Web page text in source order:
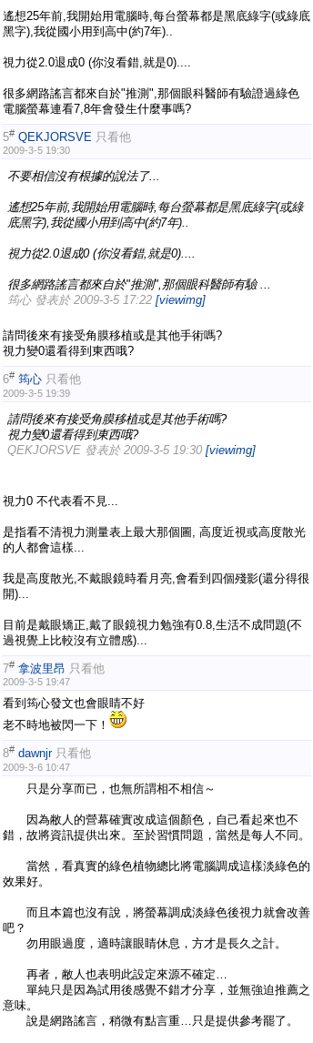
遙想25年前,我開始用電腦時,每台螢幕都是黑底綠字(或綠底
黑字),我從國小用到高中(約7年)..
視力從2.0退成0 (你沒看錯,就是0)....
很多網路謠言都來自於"推測",那個眼科醫師有驗證過綠色
電腦螢幕連看7,8年會發生什麼事嗎?
5# QEKJORSVE 只看他
2009-3-5 19:30
不要相信沒有根據的說法了...
遙想25年前,我開始用電腦時,每台螢幕都是黑底綠字(或綠
底黑字),我從國小用到高中(約7年)..
視力從2.0退成0 (你沒看錯,就是0)....
很多網路謠言都來自於"推測",那個眼科醫師有驗 ...
筠心 發表於 2009-3-5 17:22 [viewimg]
請問後來有接受角膜移植或是其他手術嗎?
視力變0還看得到東西哦?
6# 筠心 只看他
2009-3-5 19:39
請問後來有接受角膜移植或是其他手術嗎?
視力變0還看得到東西哦?
QEKJORSVE 發表於 2009-3-5 19:30 [viewimg]
視力0 不代表看不見...
是指看不清視力測量表上最大那個圖, 高度近視或高度散光
的人都會這樣...
我是高度散光,不戴眼鏡時看月亮,會看到四個殘影(還分得很
開)...
目前是戴眼矯正,戴了眼鏡視力勉強有0.8,生活不成問題(不
過視覺上比較沒有立體感)...
7# 拿波里昂 只看他
2009-3-5 19:47
看到筠心發文也會眼睛不好
老不時地被閃一下！
8# dawnjr 只看他
2009-3-6 10:47
只是分享而已，也無所謂相不相信～
因為敝人的營幕確實改成這個顏色，自己看起來也不
錯，故將資訊提供出來。至於習慣問題，當然是每人不同。
當然，看真實的綠色植物總比將電腦調成這樣淡綠色的
效果好。
而且本篇也沒有說，將螢幕調成淡綠色後視力就會改善
吧？
勿用眼過度，適時讓眼睛休息，方才是長久之計。
再者，敝人也表明此設定來源不確定…
單純只是因為試用後感覺不錯才分享，並無強迫推薦之
意味。
說是網路謠言，稍微有點言重…只是提供參考罷了。